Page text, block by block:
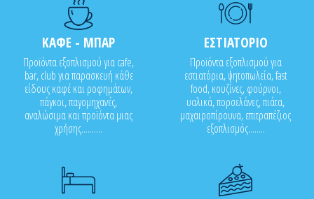
ΚΑΦΕ - ΜΠΑΡ
Προϊόντα εξοπλισμού για cafe,
bar, club για παρασκευή κάθε
είδους καφέ και ροφημάτων,
πάγκοι, παγομηχανές,
αναλώσιμα και προϊόντα μιας
χρήσης..........
ΕΣΤΙΑΤΟΡΙΟ
Προϊόντα εξοπλισμού για
εστιατόρια, ψητοπωλεία, fast
food, κουζίνες, φούρνοι,
υαλικά, πορσελάνες, πιάτα,
μαχαιροπίρουνα, επιτραπέζιος
εξοπλισμός........